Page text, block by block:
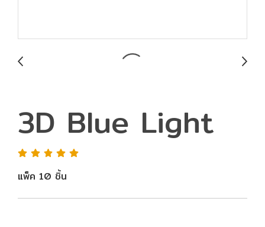
3D Blue Light
แพ็ค 10 ชิ้น